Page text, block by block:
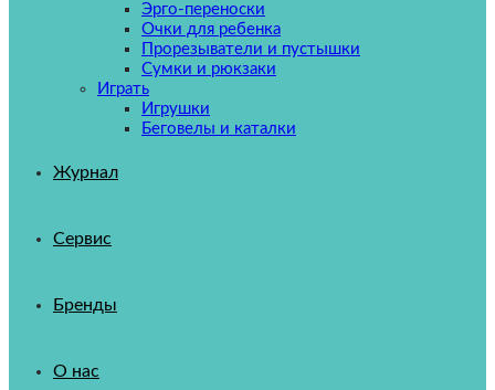
Эрго-переноски
Очки для ребенка
Прорезыватели и пустышки
Сумки и рюкзаки
Играть
Игрушки
Беговелы и каталки
Журнал
Сервис
Бренды
О нас